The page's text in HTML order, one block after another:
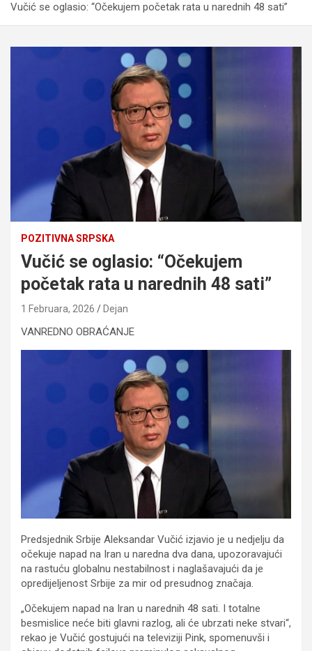
Vučić se oglasio: “Očekujem početak rata u narednih 48 sati”
POZITIVNA SRPSKA
Vučić se oglasio: “Očekujem
početak rata u narednih 48 sati”
1 Februara, 2026 Dejan
VANREDNO OBRAĆANJE
Predsjednik Srbije Aleksandar Vučić izjavio je u nedjelju da
očekuje napad na Iran u naredna dva dana, upozoravajući
na rastuću globalnu nestabilnost i naglašavajući da je
opredijeljenost Srbije za mir od presudnog značaja.
„Očekujem napad na Iran u narednih 48 sati. I totalne
besmislice neće biti glavni razlog, ali će ubrzati neke stvari“,
rekao je Vučić gostujući na televiziji Pink, spomenuvši i